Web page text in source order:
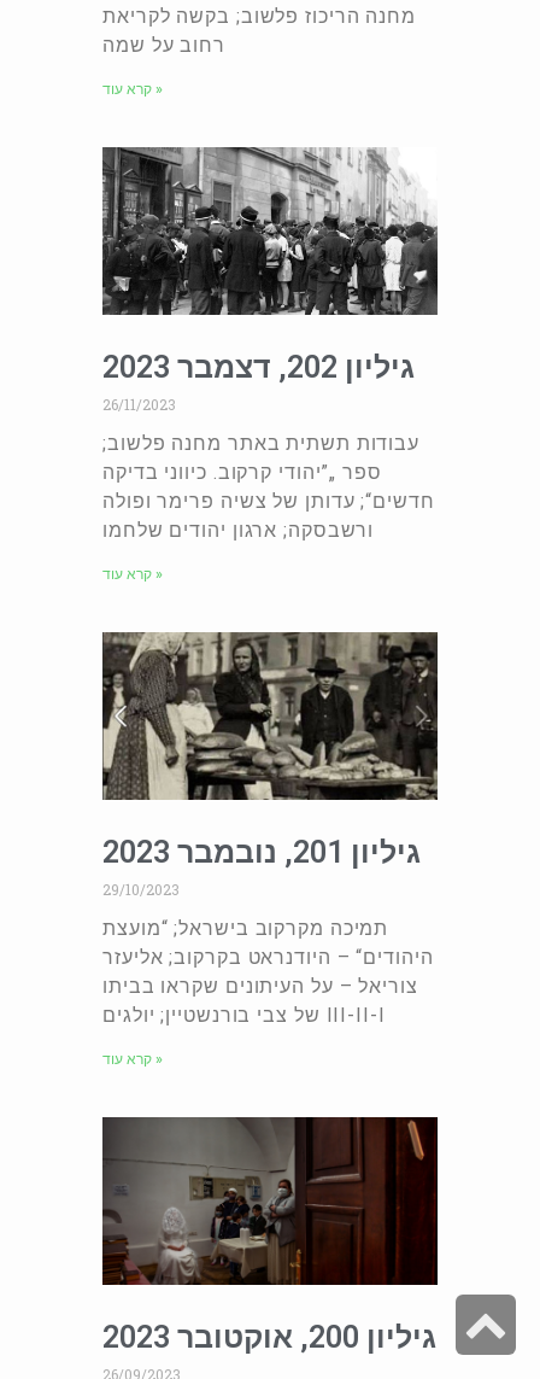
מחנה הריכוז פלשוב; בקשה לקריאת
רחוב על שמה
קרא עוד »
גיליון 202, דצמבר 2023
26/11/2023
עבודות תשתית באתר מחנה פלשוב;
ספר „”יהודי קרקוב. כיווני בדיקה
חדשים“; עדותן של צשיה פרימר ופולה
ורשבסקה; ארגון יהודים שלחמו
קרא עוד »
גיליון 201, נובמבר 2023
29/10/2023
תמיכה מקרקוב בישראל; “מועצת
היהודים“ – היודנראט בקרקוב; אליעזר
צוריאל – על העיתונים שקראו בביתו
של צבי בורנשטיין; יולגים III-II-I
קרא עוד »
גיליון 200, אוקטובר 2023
26/09/2023